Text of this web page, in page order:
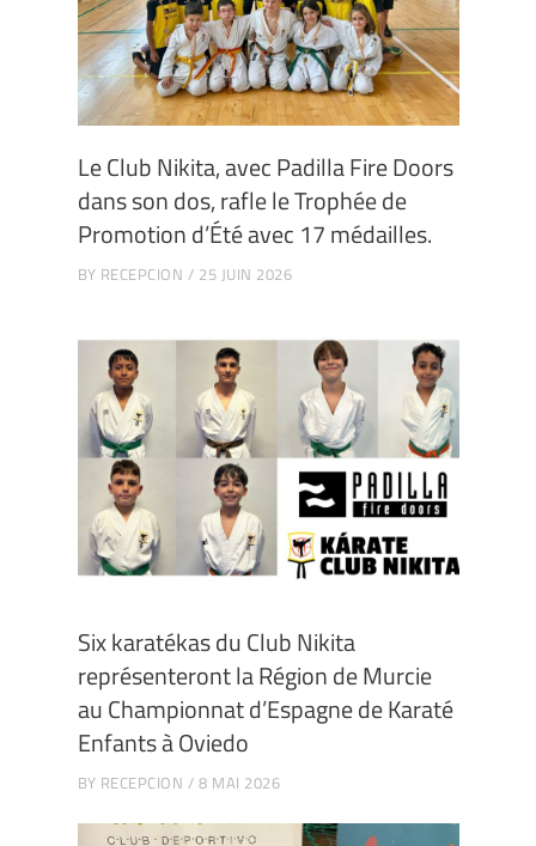
Le Club Nikita, avec Padilla Fire Doors
dans son dos, rafle le Trophée de
Promotion d’Été avec 17 médailles.
BY RECEPCION 25 JUIN 2026
Six karatékas du Club Nikita
représenteront la Région de Murcie
au Championnat d’Espagne de Karaté
Enfants à Oviedo
BY RECEPCION 8 MAI 2026